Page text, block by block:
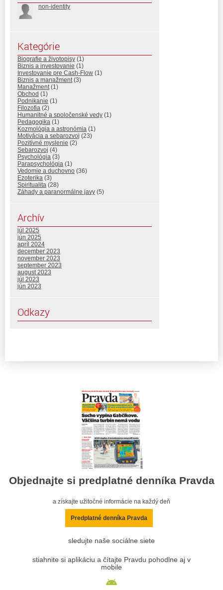
non-identity
Kategórie
Biografie a životopisy (1)
Biznis a investovanie (1)
Investovanie pre Cash-Flow (1)
Biznis a manažment(3)
Manažment(1)
Obchod (1)
Podnikanie (1)
Filozofia (2)
Humanitné a spoločenské vedy (1)
Pedagogika (1)
Kozmológia a astronómia (1)
Motivácia a sebarozvoj (23)
Pozitívné myslenie (2)
Sebarozvoj (4)
Psychológia (3)
Parapsychológia (1)
Vedomie a duchovno (36)
Ezoterika (3)
Spiritualita (28)
Záhady a paranormálne javy (5)
Archív
júl 2025
jún 2025
apríl 2024
december 2023
november 2023
september 2023
august 2023
júl 2023
jún 2023
Odkazy
Objednajte si predplatné denníka Pravda
a získajte užitočné informácie na každý deň
Predplatné denníka Pravda
sledujte naše sociálne siete
stiahnite si aplikáciu a čítajte Pravdu pohodlne aj v
mobile